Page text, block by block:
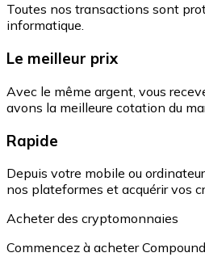
Toutes nos transactions sont
informatique.
Le meilleur prix
Avec le même argent, vous
avons la meilleure cotation du
Rapide
Depuis votre mobile ou
nos plateformes et acquérir vos
Acheter des cryptomonnaies
Commencez à acheter